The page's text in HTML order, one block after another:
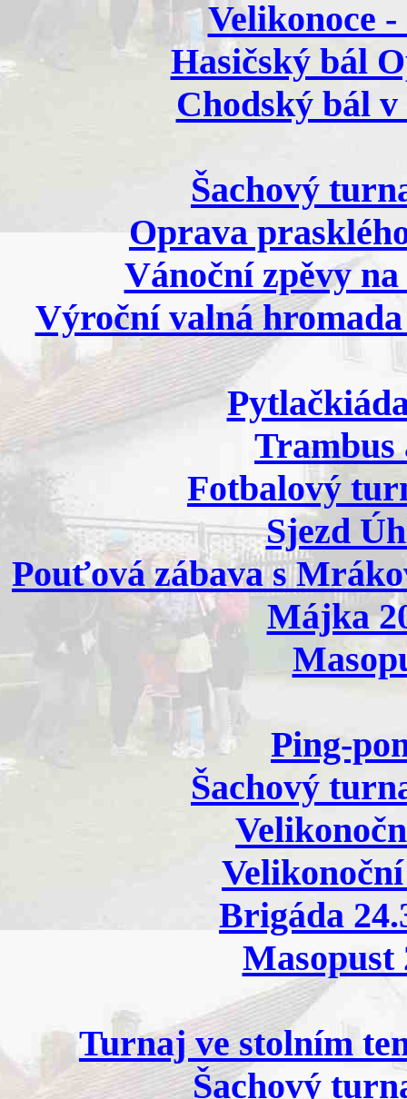
Velikonoce
Hasičský bál
Chodský bál
Šachový
Oprava
Vánoční zpěvy
Výroční valná
Trambus
Fotbalový
Sjezd
Pouťová zábava s
Májka
Ping-
Šachový
Brigáda
Masopust
Turnaj ve stolním
Šachový